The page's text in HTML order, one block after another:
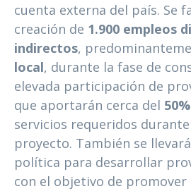
cuenta externa del país. Se
creación de 1.900 empleos
indirectos,
local, durante la fase de
elevada participación de
que aportarán cerca del 50%
servicios requeridos
proyecto. También se
política para desarrollar
con el objetivo de promover